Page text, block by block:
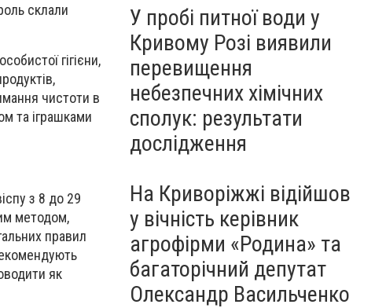
склали
гігієни,
чистоти в
та іграшками
з 8 до 29
методом,
правил
як
У пробі питної води у
Кривому Розі виявили
перевищення
небезпечних хімічних
сполук: результати
дослідження
На Криворіжжі відійшов
у вічність керівник
агрофірми «Родина» та
багаторічний депутат
Олександр Васильченко